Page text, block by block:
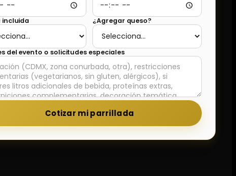
incluida ¿Agregar queso?
del evento o solicitudes especiales
Cotizar mi parrillada